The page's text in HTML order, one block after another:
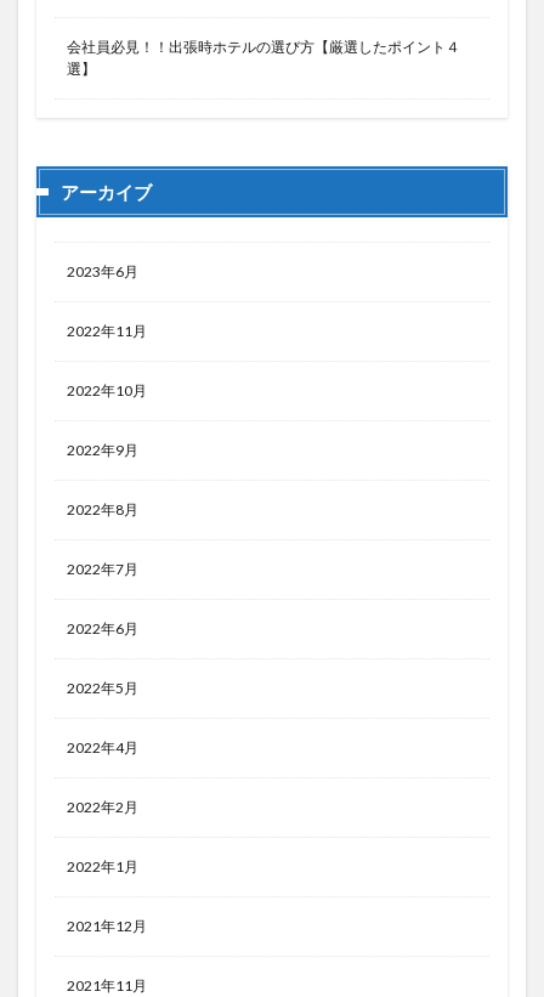
会社員必見！！出張時ホテルの選び方【厳選したポイント４
選】
アーカイブ
2023年6月
2022年11月
2022年10月
2022年9月
2022年8月
2022年7月
2022年6月
2022年5月
2022年4月
2022年2月
2022年1月
2021年12月
2021年11月